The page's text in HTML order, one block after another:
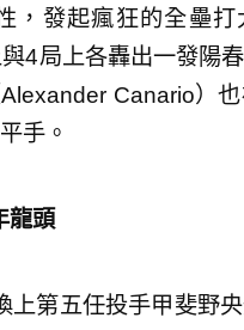
，發起瘋狂的全壘
4局上各轟出一發陽
Canario）
手。
龍頭
上第五任投手甲斐野